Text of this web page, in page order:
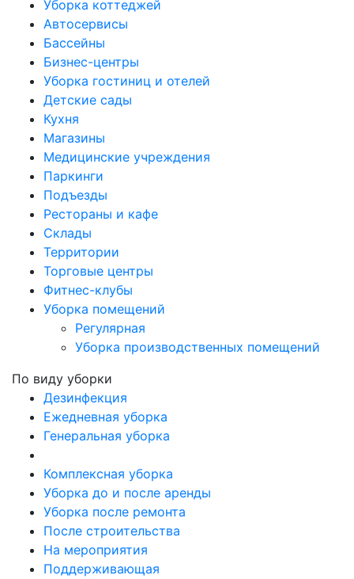
Уборка коттеджей
Автосервисы
Бассейны
Бизнес-центры
Уборка гостиниц и отелей
Детские сады
Кухня
Магазины
Медицинские учреждения
Паркинги
Подъезды
Рестораны и кафе
Склады
Территории
Торговые центры
Фитнес-клубы
Уборка помещений
Регулярная
Уборка производственных помещений
По виду уборки
Дезинфекция
Ежедневная уборка
Генеральная уборка
Комплексная уборка
Уборка до и после аренды
Уборка после ремонта
После строительства
На мероприятия
Поддерживающая